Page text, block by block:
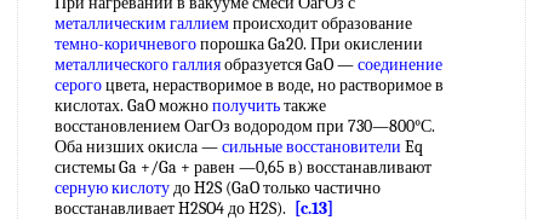
металлическим галлиемпроисходит образование
темно-коричневогопорошка Ga20. При окислении
металлического галлияобразуется GaO —соединение
серогоцвета, нерастворимое в воде, но растворимое в
кислотах. GaO можнополучитьтакже
восстановлением ОагОз водородом при 730—800°С.
Оба низших окисла —сильные восстановители Eq
системы Ga +/Ga + равен —0,65 в) восстанавливают
серную кислотудо H2S (GaO только частично
восстанавливает H2SO4 до H2S).
[c.13]